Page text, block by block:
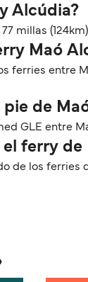
Alcúdia?
millas
Maó
ferries
de
GLE entre
ferry de
de los ferries